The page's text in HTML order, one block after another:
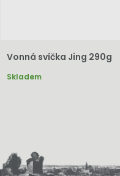
Vonná svíčka Jing 290g
Skladem